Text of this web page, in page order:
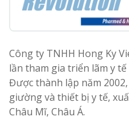
Công ty TNHH Hong Ky
lần tham gia triển lãm y tế
Được thành lập năm
giường và thiết bị y tế,
Châu Mĩ, Châu Á.